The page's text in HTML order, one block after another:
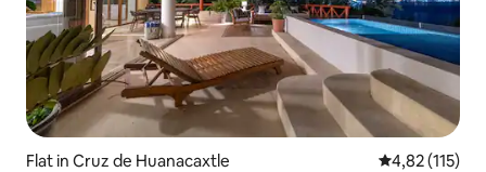
Flat in Cruz de Huanacaxtle Gemiddelde
4,82 (115)